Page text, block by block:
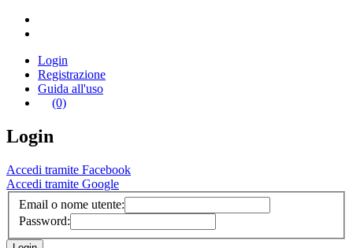
Login
Registrazione
Guida all'uso
(0)
Login
Accedi tramite Facebook
Accedi tramite Google
Email o nome utente:
Password: